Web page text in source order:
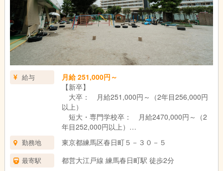
給与
月給 251,000円～
【新卒】
大卒： 月給251,000円～（2年目256,000円
以上）
短大・専門学校卒： 月給2470,000円～（2
年目252,000円以上）
【中途】
保育士業務の経験年数によって、規程より算
出します
勤務地 東京都練馬区春日町５－３０－５
最寄駅 都営大江戸線 練馬春日町駅 徒歩2分